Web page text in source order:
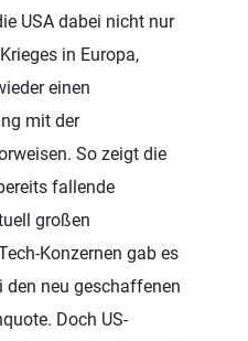
USA dabei nicht nur
in Europa,
einen
mit der
So zeigt die
fallende
großen
Konzernen gab es
den neu geschaffenen
Doch US-